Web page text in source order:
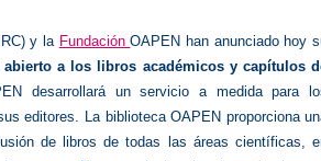
y la FundaciónOAPEN han anunciado hoy
abierto a los libros académicos y capítulos
desarrollará un servicio a medida para
editores. La biblioteca OAPEN proporciona
de libros de todas las áreas científicas,